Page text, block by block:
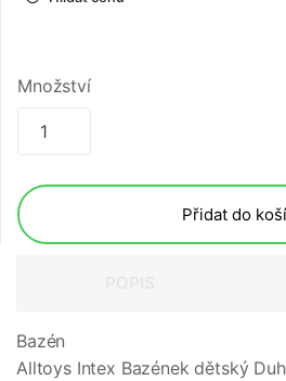
Množství
Přidat do
Bazén
Alltoys Intex Bazének dětský